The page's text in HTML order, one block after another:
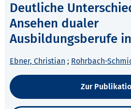
Deutliche
Ansehen dualer
Ausbildungsberufe
Ebner, Christian ; Rohrbach-
Zur